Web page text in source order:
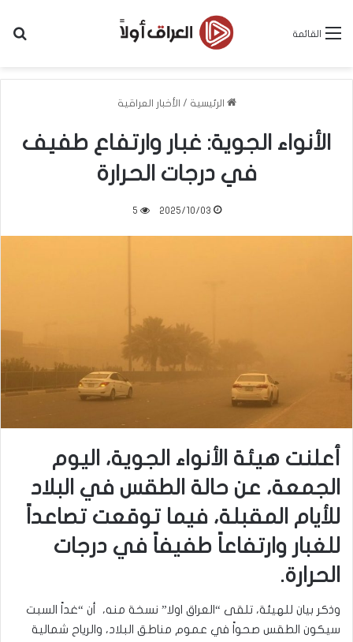
القائمة
الرئيسية / الأخبار العراقية
الأنواء الجوية: غبار وارتفاع طفيف
في درجات الحرارة
2025/10/03
5
أعلنت هيئة الأنواء الجوية، اليوم
الجمعة، عن حالة الطقس في البلاد
للأيام المقبلة، فيما توقعت تصاعداً
للغبار وارتفاعاً طفيفاً في درجات
الحرارة.
وذكر بيان للهيئة، تلقى “العراق اولا” نسخة منه، أن “غداً السبت
سيكون الطقس صحواً في عموم مناطق البلاد، والرياح شمالية